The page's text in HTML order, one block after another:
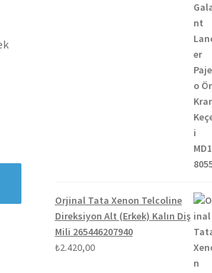
Orjinal Tata Xenon Telcoline
Direksiyon Alt (Erkek) Kalın Diş
Mili 265446207940
₺2.420,00